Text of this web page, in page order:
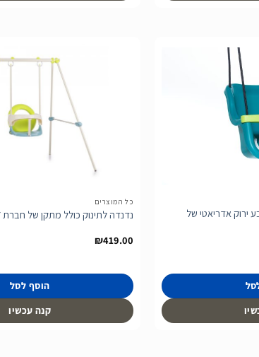
ירוק אדריאטי של
כל המוצרים
נדנדה לתינוק כולל מתקן של חברת SMOBY מצרפת
₪419.00
הוסף לסל
קנה עכשיו